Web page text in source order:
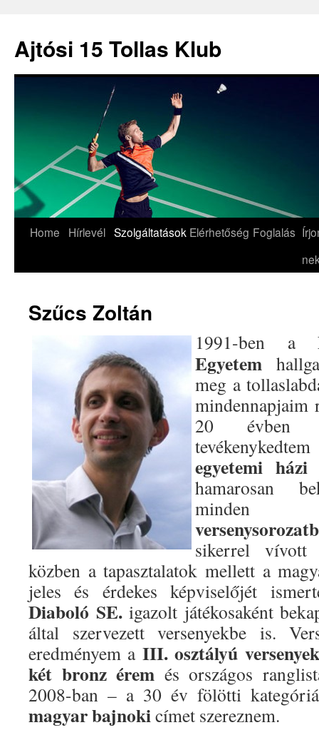
Ajtósi 15 Tollas Klub
Skip
Home Hírlevél Szolgáltatások Elérhetőség Foglalás
Szűcs Zoltán
1991-ben a
Egyetem
meg a
mindennapjaim
20 évben
egyetemi házi
hamarosan
sikerrel vívott
közben a tapasztalatok mellett a
jeles és érdekes képviselőjét
Diaboló SE.igazolt játékosaként
által szervezett versenyekbe is.
eredményem a III. osztályú
két bronz érem és országos
2008-ban – a 30 év fölötti
magyar bajnokicímet szereznem.